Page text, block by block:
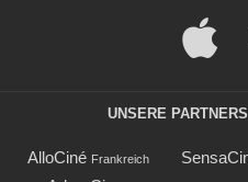
UNSERE
AlloCiné Frankreich